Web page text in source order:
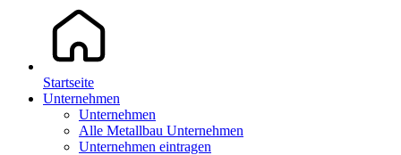
Startseite
Unternehmen
Unternehmen
Alle Metallbau Unternehmen
Unternehmen eintragen